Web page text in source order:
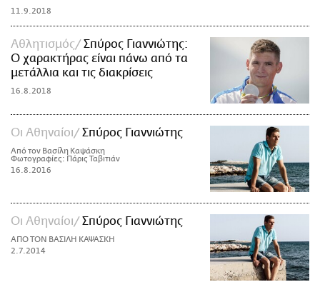
11.9.2018
Αθλητισμός
Σπύρος Γιαννιώτης:
Ο χαρακτήρας είναι πάνω από τα
μετάλλια και τις διακρίσεις
16.8.2018
Οι Αθηναίοι Σπύρος Γιαννιώτης
Από τον Βασίλη Καψάσκη
Φωτογραφίες: Πάρις Ταβιτιάν
16.8.2016
Οι Αθηναίοι Σπύρος Γιαννιώτης
ΑΠΟ ΤΟΝ ΒΑΣΙΛΗ ΚΑΨΑΣΚΗ
2.7.2014